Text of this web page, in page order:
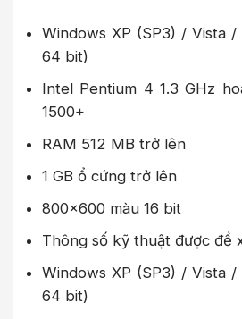
Windows XP (SP3) / Vista
64 bit)
Intel Pentium 4 1.3 GHz
1500+
RAM 512 MB trở lên
1 GB ổ cứng trở lên
800×600 màu 16 bit
Thông số kỹ thuật được đề
Windows XP (SP3) / Vista
64 bit)